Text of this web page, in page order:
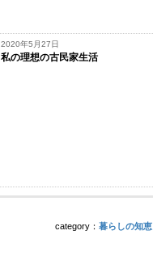
2020年5月27日
私の理想の古民家生活
category：暮らしの知恵